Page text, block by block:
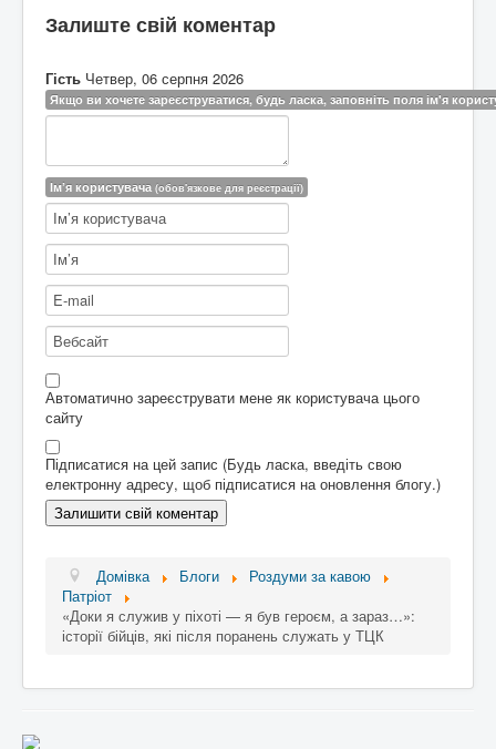
Залиште свій коментар
Гість Четвер, 06 серпня 2026
Якщо ви хочете зареєструватися, будь ласка, заповніть поля ім'я
Ім’я користувача (обов'язкове для реєстрації)
Автоматично зареєструвати мене як користувача цього
сайту
Підписатися на цей запис (Будь ласка, введіть свою
електронну адресу, щоб підписатися на оновлення блогу.)
Домівка Блоги
Роздуми за кавою
Патріот
«Доки я служив у піхоті — я був героєм, а зараз…»:
історії бійців, які після поранень служать у ТЦК